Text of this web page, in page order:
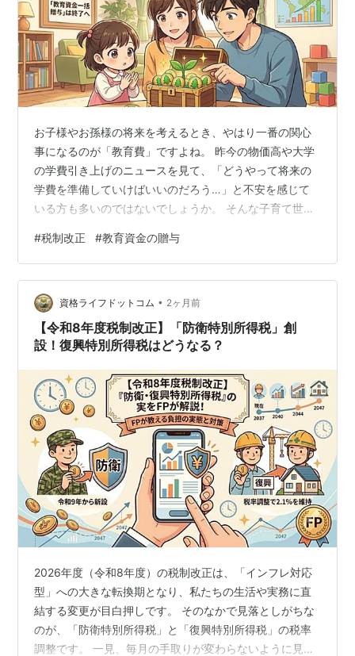
お子様やお孫様の将来を考えるとき、やはり一番の関心
事になるのが「教育費」ですよね。 昨今の物価高や大学
の学費引き上げのニュースを見て、「どうやって将来の
学費を準備していけばいいのだろう…」と不安を感じて
いる方も多いのではないでしょうか。 そんな子育て世代
きたい税制改正の項目があります。それが、令和９年か
ら開始される「こどもNISA（未成年者特定累積投資勘
定）」の創設です！ 「ジュニアNISA」が終了して以来、
未成年向けの非課税投資枠は長らく空白となっていまし
たが、なんと令和9年（2027年）から、年齢制限が撤廃
されて0歳から使える新しいNISA…
#税制改正 #教育資金の贈与
資格ライフドットコム • 2ヶ月前
【令和8年度税制改正】「防衛特別所得税」創
設！復興特別所得税はどうなる？
2026年度（令和8年度）の税制改正は、「インフレ対応
型」への大きな転換期となり、私たちの生活や実務に直
結する変更が目白押しです。 そのなかで見落としがちな
のが、「防衛特別所得税」と「復興特別所得税」の税率
調整です。 一見、毎月の手取りが変わらないように見え